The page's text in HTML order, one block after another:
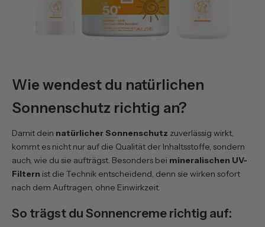
Wie wendest du natürlichen
Sonnenschutz richtig an?
Damit dein natürlicher Sonnenschutz zuverlässig wirkt,
kommt es nicht nur auf die Qualität der Inhaltsstoffe, sondern
auch, wie du sie aufträgst. Besonders bei mineralischen UV-
Filtern ist die Technik entscheidend, denn sie wirken sofort
nach dem Auftragen, ohne Einwirkzeit.
So trägst du Sonnencreme richtig auf: